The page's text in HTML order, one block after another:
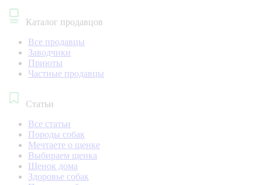
Каталог продавцов
Все продавцы
Заводчики
Приюты
Частные продавцы
Статьи
Все статьи
Породы собак
Мечтаете о щенке
Выбираем щенка
Щенок дома
Здоровье собак